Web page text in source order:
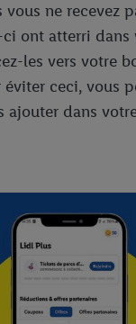
ne recevez
ont atterri dans
les vers votre
ceci, vous
ajouter dans